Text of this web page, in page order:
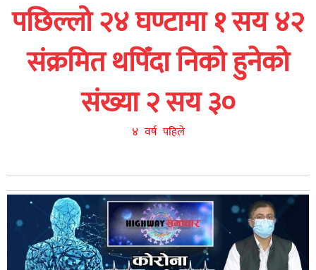
नेपाली
युनिकोड
पछिल्लो २४ घण्टामा १ सय ४२
संक्रमित थपिँदा निको हुनेको
संख्या २ सय ३०
४ वर्ष पहिले